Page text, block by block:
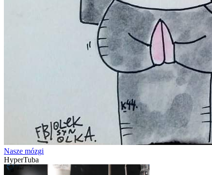
Nasze mózgi
HyperTuba